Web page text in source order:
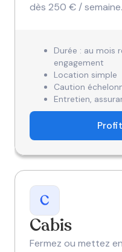
dès 250 € / semaine.
Durée : au mois
engagement
Location simple
Caution
Entretien,
Cabis
Fermez ou mettez